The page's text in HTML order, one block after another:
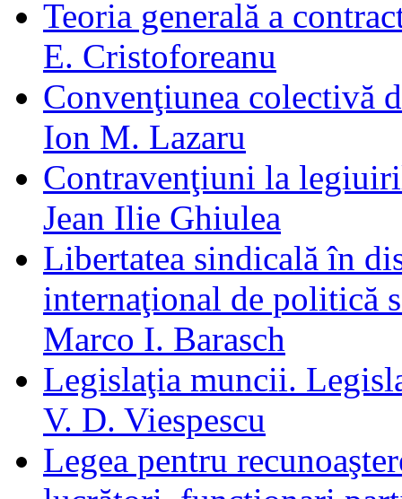
Teoria generală a
E. Cristoforeanu
Convenţiunea colectivă
Ion M. Lazaru
Contravenţiuni la
Jean Ilie Ghiulea
Libertatea sindicală în
internaţional de politică
Marco I. Barasch
Legislaţia muncii.
V. D. Viespescu
Legea pentru